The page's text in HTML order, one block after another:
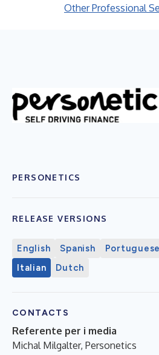
Other Professional
PERSONETICS
RELEASE VERSIONS
English Spanish Portuguese
Italian
Dutch
CONTACTS
Referente per i media
Michal Milgalter, Personetics